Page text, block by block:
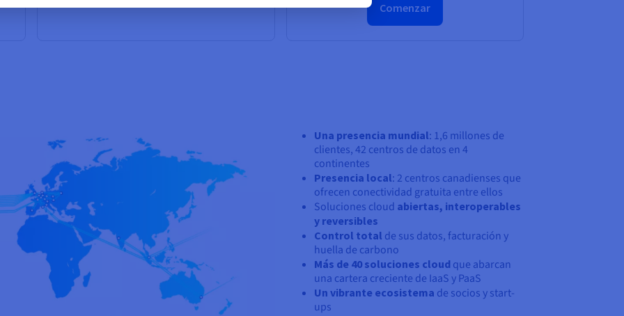
Comenzar
Una presencia mundial: 1,6 millones de
clientes, 42 centros de datos en 4
continentes
Presencia local: 2 centros canadienses que
ofrecen conectividad gratuita entre ellos
Soluciones cloud abiertas, interoperables
y reversibles
Control total de sus datos, facturación y
huella de carbono
Más de 40 soluciones cloud que abarcan
una cartera creciente de IaaS y PaaS
Un vibrante ecosistema de socios y start-
ups